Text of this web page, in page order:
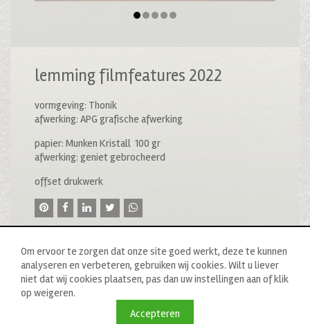
lemming filmfeatures 2022
vormgeving: Thonik
afwerking: APG grafische afwerking
papier: Munken Kristall 100 gr
afwerking: geniet gebrocheerd
offset drukwerk
© 2020 drukkerij raddraaier b.v., van ostadestraat 233b, 1073
tn amsterdam, t: 020 673 05 78, f: 020 676 71 00,
Om ervoor te zorgen dat onze site goed werkt, deze te kunnen
analyseren en verbeteren, gebruiken wij cookies. Wilt u liever
niet dat wij cookies plaatsen, pas dan uw instellingen aan of klik
op weigeren.
Accepteren